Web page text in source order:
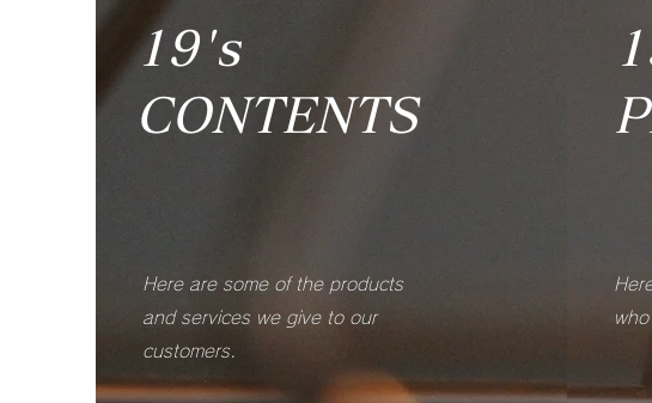
19's
​CONTENTS
Here are some of the products
and services we give to our
customers.